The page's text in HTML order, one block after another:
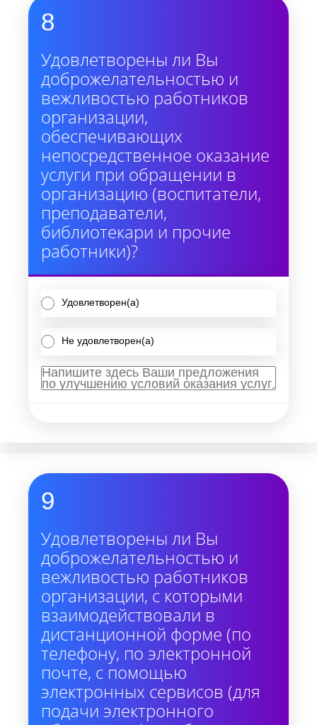
8
Удовлетворены ли Вы
доброжелательностью и
вежливостью работников
организации,
обеспечивающих
непосредственное оказание
услуги при обращении в
организацию (воспитатели,
преподаватели,
библиотекари и прочие
работники)?
Удовлетворен(а)
Не удовлетворен(а)
9
Удовлетворены ли Вы
доброжелательностью и
вежливостью работников
организации, с которыми
взаимодействовали в
дистанционной форме (по
телефону, по электронной
почте, с помощью
электронных сервисов (для
подачи электронного